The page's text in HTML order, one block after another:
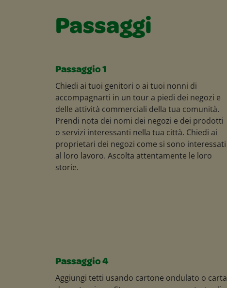
Passaggi
Passaggio 1
Chiedi ai tuoi genitori o ai tuoi nonni di
accompagnarti in un tour a piedi dei negozi e
delle attività commerciali della tua comunità.
Prendi nota dei nomi dei negozi e dei prodotti
o servizi interessanti nella tua città. Chiedi ai
proprietari dei negozi come si sono interessati
al loro lavoro. Ascolta attentamente le loro
storie.
Passaggio 4
Aggiungi tetti usando cartone ondulato o carta